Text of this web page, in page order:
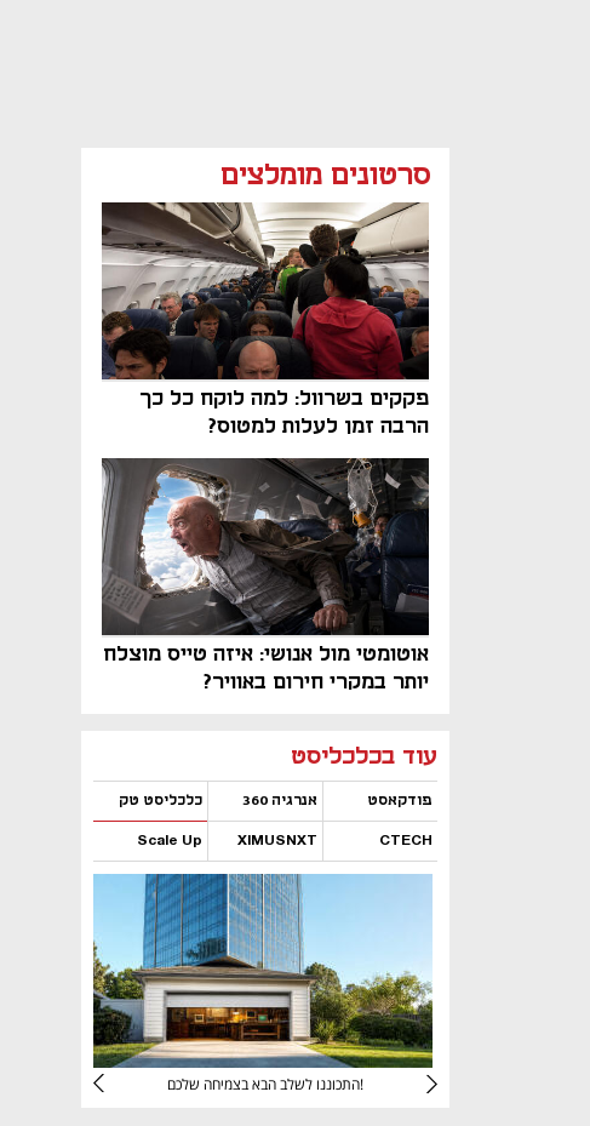
סרטונים מומלצים
פקקים בשרוול: למה לוקח כל כך
הרבה זמן לעלות למטוס?
אוטומטי מול אנושי: איזה טייס מוצלח
יותר במקרי חירום באוויר?
עוד בכלכליסט
פודקאסט אנרגיה 360 כלכליסט טק
CTECH
XIMUSNXT
Scale Up
נפתח בכרטיסייה חדשה
התכוננו לשלב הבא בצמיחה שלכם!
נפתח בכרטיסייה חדשה